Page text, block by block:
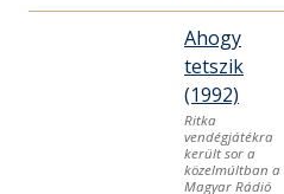
Ahogy
tetszik
(1992)
Ritka
vendégjátékra
került sor a
közelmúltban a
Magyar Rádió